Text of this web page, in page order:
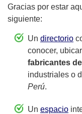
Gracias por estar
siguiente:
Un directorio
conocer,
fabricantes
industriales o
Perú.
Un espacio